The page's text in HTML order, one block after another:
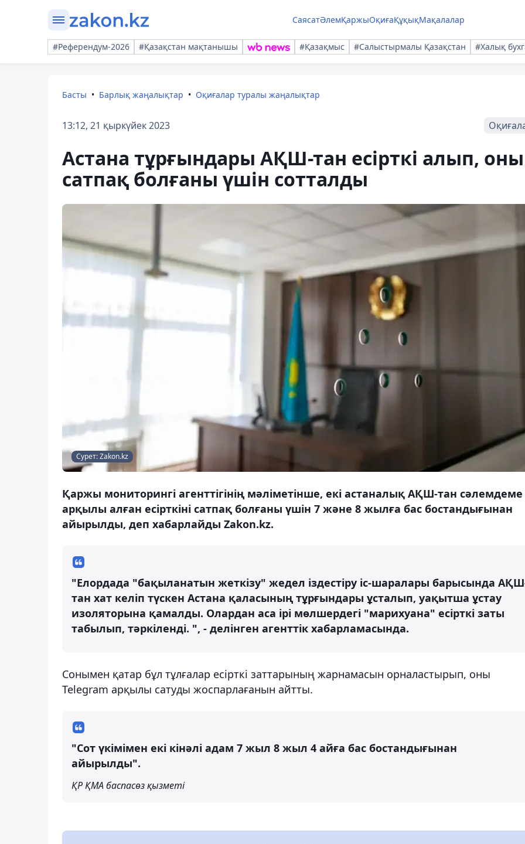
СаясатӘлемҚаржыОқиғаҚұқықМақалалар
#Референдум-2026 #Қазақстан мақтанышы #Қазақмыс #Салыстырмалы Қазақстан #Халық
Басты Барлық жаңалықтар Оқиғалар туралы жаңалықтар
13:12, 21 қыркүйек 2023
Астана тұрғындары АҚШ-тан есірткі алып, оны
сатпақ болғаны үшін сотталды
Сурет: Zakon.kz
Қаржы мониторингі агенттігінің мәліметінше, екі астаналық АҚШ-тан сәлемдеме
арқылы алған есірткіні сатпақ болғаны үшін 7 және 8 жылға бас бостандығынан
айырылды, деп хабарлайды Zakon.kz.
"Елордада "бақыланатын жеткізу" жедел іздестіру іс-шаралары барысында
тан хат келіп түскен Астана қаласының тұрғындары ұсталып, уақытша ұстау
изоляторына қамалды. Олардан аса ірі мөлшердегі "марихуана" есірткі заты
табылып, тәркіленді. ", - делінген агенттік хабарламасында.
Сонымен қатар бұл тұлғалар есірткі заттарының жарнамасын орналастырып, оны
Telegram арқылы сатуды жоспарлағанын айтты.
"Сот үкімімен екі кінәлі адам 7 жыл 8 жыл 4 айға бас бостандығынан
айырылды".
ҚР ҚМА баспасөз қызметі